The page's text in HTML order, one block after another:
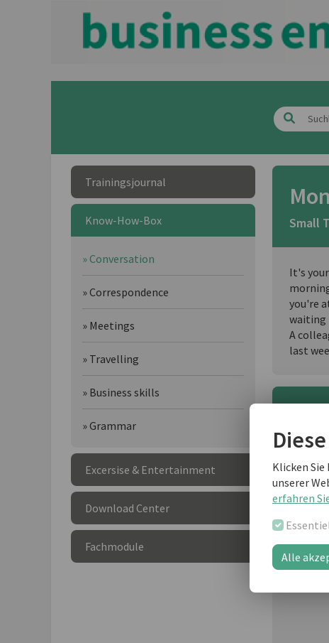
Klicken
unserer
erfahren
Alle
Trainingsjournal
Know-How-Box
» Conversation
» Correspondence
» Meetings
» Travelling
» Business skills
» Grammar
Excersise & Entertainment
Download Center
Fachmodule
Small
It's
you're
waiting
A
last